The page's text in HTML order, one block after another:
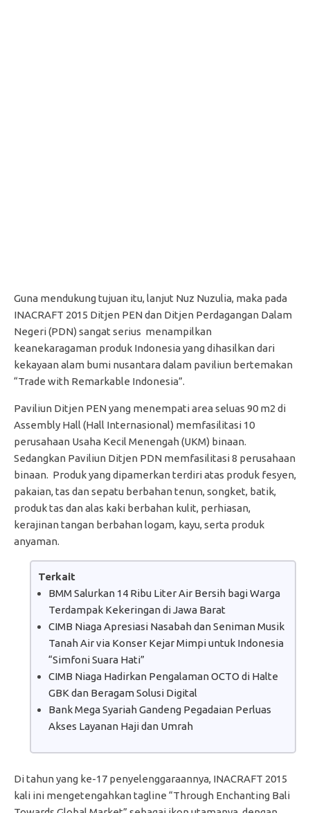
Guna mendukung tujuan itu, lanjut Nuz Nuzulia, maka pada
INACRAFT 2015 Ditjen PEN dan Ditjen Perdagangan Dalam
Negeri (PDN) sangat serius menampilkan
keanekaragaman produk Indonesia yang dihasilkan dari
kekayaan alam bumi nusantara dalam paviliun bertemakan
“Trade with Remarkable Indonesia”.
Paviliun Ditjen PEN yang menempati area seluas 90 m2 di
Assembly Hall (Hall Internasional) memfasilitasi 10
perusahaan Usaha Kecil Menengah (UKM) binaan.
Sedangkan Paviliun Ditjen PDN memfasilitasi 8 perusahaan
binaan. Produk yang dipamerkan terdiri atas produk fesyen,
pakaian, tas dan sepatu berbahan tenun, songket, batik,
produk tas dan alas kaki berbahan kulit, perhiasan,
kerajinan tangan berbahan logam, kayu, serta produk
anyaman.
Terkait
BMM Salurkan 14 Ribu Liter Air Bersih bagi Warga
Terdampak Kekeringan di Jawa Barat
CIMB Niaga Apresiasi Nasabah dan Seniman Musik
Tanah Air via Konser Kejar Mimpi untuk Indonesia
“Simfoni Suara Hati”
CIMB Niaga Hadirkan Pengalaman OCTO di Halte
GBK dan Beragam Solusi Digital
Bank Mega Syariah Gandeng Pegadaian Perluas
Akses Layanan Haji dan Umrah
Di tahun yang ke-17 penyelenggaraannya, INACRAFT 2015
kali ini mengetengahkan tagline “Through Enchanting Bali